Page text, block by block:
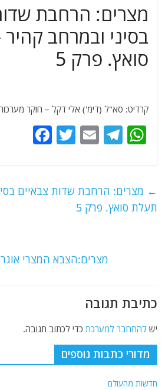
מצרים: הרחבת
בסיני ובמרחב
סואץ. פרק 5
קרדיט: סא"ל (דימ') אלי דקל – חוקר
W
s
A
T
g
ra
E
l
T
er
e
k
← מצרים: הרחבת שדות צבאיים
תעלת סואץ. פרק 5
מצרים:הצבא המצרי אוגר
כתיבת תגובה
ישלהתחבר למערכת כדי לכתוב תגובה.
מדורי כתבות נוספים
חדשות מהעולם